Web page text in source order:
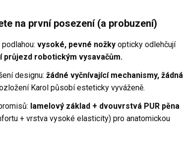
na první posezení (a probuzení)
vysoké, pevné nožky opticky odlehčují
průjezd robotickým vysavačům.
designu: žádné vyčnívající mechanismy, žádná
Karol působí esteticky vyváženě.
lamelový základ + dvouvrstvá PUR pěna
+ vrstva vysoké elasticity) pro anatomickou